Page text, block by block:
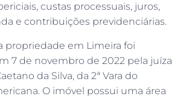
custas processuais, juros,
e contribuições previdenciárias.
propriedade em Limeira foi
7 de novembro de 2022 pela juíza
da Silva, da 2ª Vara do
O imóvel possui uma área